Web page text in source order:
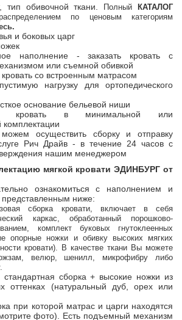
тип обивочной ткани.
Полный
КАТАЛОГ
по ценовым категориям
.
и боковых царг
наполнение - заказать кровать с
или съемной обивкой
кровать со встроенным матрасом
нагрузку для ортопедического
основание бельевой ниши
кровать в минимальной или
осуществить сборку и отправку
Рич Драйв - в течение 24 часов с
нашим менеджером
мягкой кровати ЭДИНБУРГ от
ознакомиться с наполнением и
ниже:
сборка кровати, включает в себя
каркас, обработанный порошково-
комплект буковых гнутоклеенных
опорные ножки и обивку высоких мягких
кровати). В качестве ткани Вы можете
велюр, шенилл, микрофибру либо
стандартная сборка + высокие ножки из
оттенках (натуральный дуб, орех или
при которой матрас и царги находятся
фото). Есть подъемный механизм